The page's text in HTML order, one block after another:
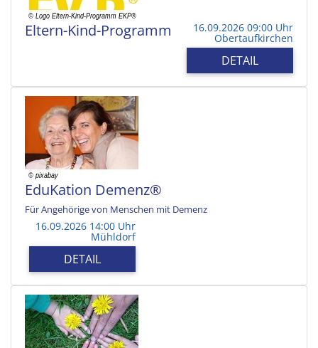
Eltern-Kind-Programm 16.09.2026 09:00 Uhr
Obertaufkirchen
DETAIL
EduKation Demenz®
Für Angehörige von Menschen mit Demenz
16.09.2026 14:00 Uhr
Mühldorf
DETAIL